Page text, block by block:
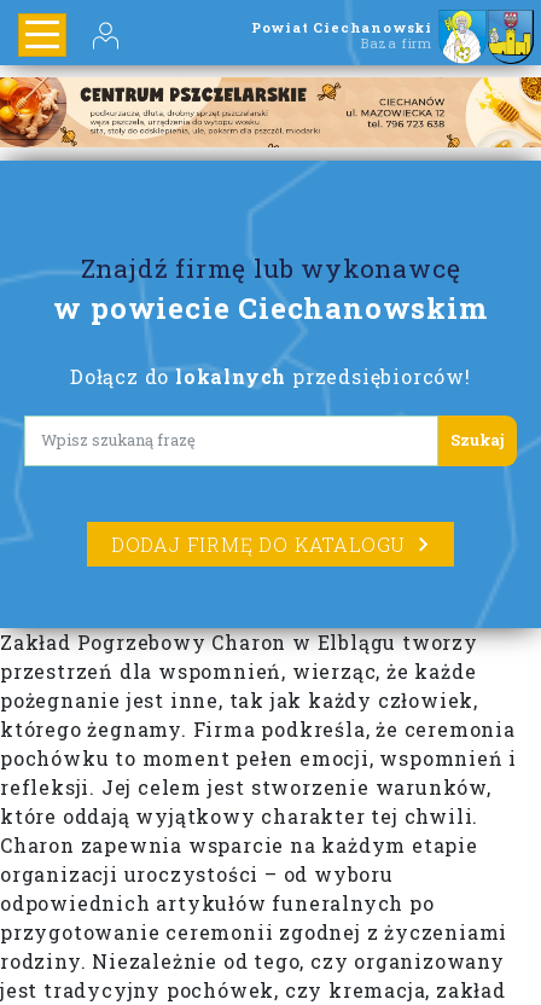
Powiat Ciechanowski
Baza firm
Znajdź firmę lub wykonawcę
w powiecie Ciechanowskim
Dołącz dolokalnych przedsiębiorców!
Lorem ipsum
DODAJ FIRMĘ DO KATALOGU
Zakład Pogrzebowy Charon w Elblągu tworzy
przestrzeń dla wspomnień, wierząc, że każde
pożegnanie jest inne, tak jak każdy człowiek,
którego żegnamy. Firma podkreśla, że ceremonia
pochówku to moment pełen emocji, wspomnień i
refleksji. Jej celem jest stworzenie warunków,
które oddają wyjątkowy charakter tej chwili.
Charon zapewnia wsparcie na każdym etapie
organizacji uroczystości – od wyboru
odpowiednich artykułów funeralnych po
przygotowanie ceremonii zgodnej z życzeniami
rodziny. Niezależnie od tego, czy organizowany
jest tradycyjny pochówek, czy kremacja, zakład